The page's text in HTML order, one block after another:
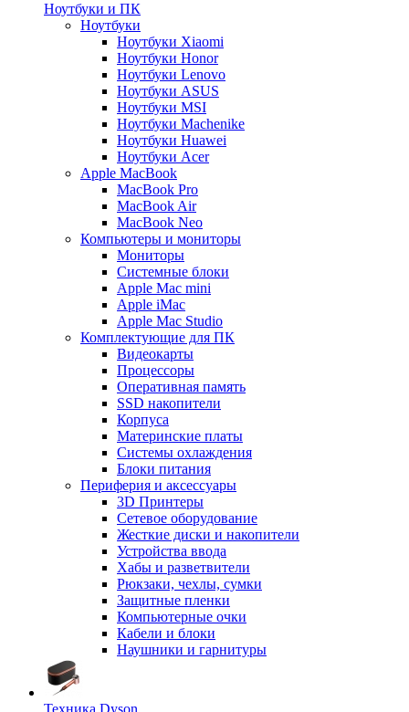
Ноутбуки и ПК
Ноутбуки
Ноутбуки Xiaomi
Ноутбуки Honor
Ноутбуки Lenovo
Ноутбуки ASUS
Ноутбуки MSI
Ноутбуки Machenike
Ноутбуки Huawei
Ноутбуки Acer
Apple MacBook
MacBook Pro
MacBook Air
MacBook Neo
Компьютеры и мониторы
Мониторы
Системные блоки
Apple Mac mini
Apple iMac
Apple Mac Studio
Комплектующие для ПК
Видеокарты
Процессоры
Оперативная память
SSD накопители
Корпуса
Материнские платы
Системы охлаждения
Блоки питания
Периферия и аксессуары
3D Принтеры
Сетевое оборудование
Жесткие диски и накопители
Устройства ввода
Хабы и разветвители
Рюкзаки, чехлы, сумки
Защитные пленки
Компьютерные очки
Кабели и блоки
Наушники и гарнитуры
Техника Dyson